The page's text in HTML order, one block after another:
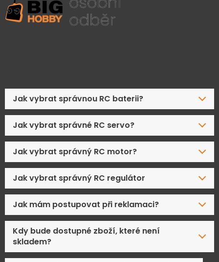
Jak vybrat správnou RC baterii?
Jak vybrat správné RC servo?
Jak vybrat správný RC motor?
Jak vybrat správný RC regulátor
Jak mám postupovat při reklamaci?
Kdy bude dostupné zboží, které není
skladem?